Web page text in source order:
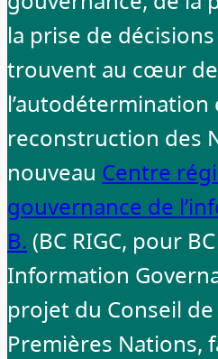
la prise de
trouvent au cœur de
l’autodétermination
reconstruction des
nouveau Centre
gouvernance de
B. (BC RIGC, pour
Information
projet du Conseil
Premières Nations,